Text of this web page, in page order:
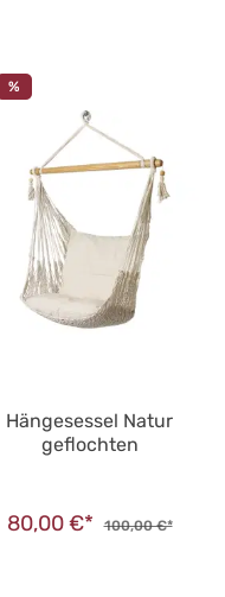
%
Hängesessel Natur
geflochten
80,00 €* 100,00 €*